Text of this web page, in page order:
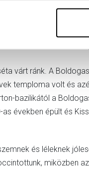
díszítik. Egy
néven ismert
is szerepelnek.
Művészeti
várt ránk. A
temploma volt és
bazilikától a
években épült és
és léleknek
miközben